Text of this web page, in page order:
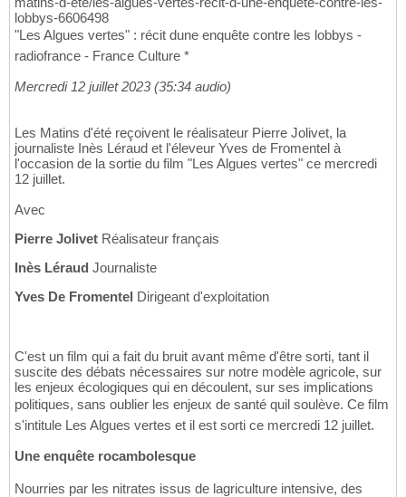
lobbys-6606498
"Les Algues vertes" : récit dune enquête contre les lobbys -
radiofrance - France Culture *
Mercredi 12 juillet 2023 (35:34 audio)
Les Matins d'été reçoivent le réalisateur Pierre Jolivet, la
journaliste Inès Léraud et l'éleveur Yves de Fromentel à
l'occasion de la sortie du film "Les Algues vertes" ce mercredi
12 juillet.
Avec
Pierre Jolivet Réalisateur français
Inès Léraud Journaliste
Yves De Fromentel Dirigeant d'exploitation
C'est un film qui a fait du bruit avant même d'être sorti, tant il
suscite des débats nécessaires sur notre modèle agricole, sur
les enjeux écologiques qui en découlent, sur ses implications
politiques, sans oublier les enjeux de santé quil soulève. Ce film
s'intitule Les Algues vertes et il est sorti ce mercredi 12 juillet.
Une enquête rocambolesque
Nourries par les nitrates issus de lagriculture intensive, des